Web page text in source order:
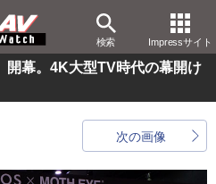
検索 Impressサイト
開幕。4K大型TV時代の幕開け
次の画像